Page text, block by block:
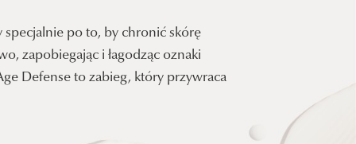
po to, by chronić skórę
zapobiegając i łagodząc oznaki
Defense to zabieg, który przywraca